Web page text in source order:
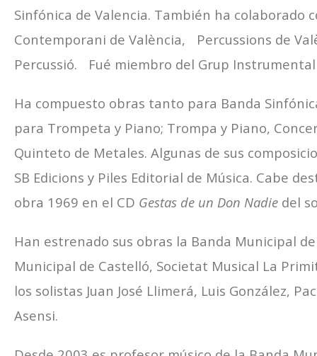
Sinfónica de Valencia. También ha colaborado
Contemporani de València, Percussions de
Percussió. Fué miembro del Grup Instrumental
Ha compuesto obras tanto para Banda
para Trompeta y Piano; Trompa y Piano,
Quinteto de Metales. Algunas de sus
SB Edicions y Piles Editorial de Música. Cabe
obra 1969 en el CD Gestas de un Don Nadie del
Han estrenado sus obras la Banda Municipal
Municipal de Castelló, Societat Musical La
los solistas Juan José Llimerá, Luis González,
Asensi.